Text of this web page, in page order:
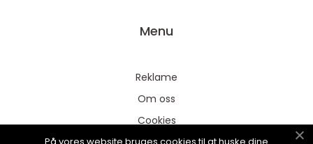
Menu
Reklame
Om oss
Cookies